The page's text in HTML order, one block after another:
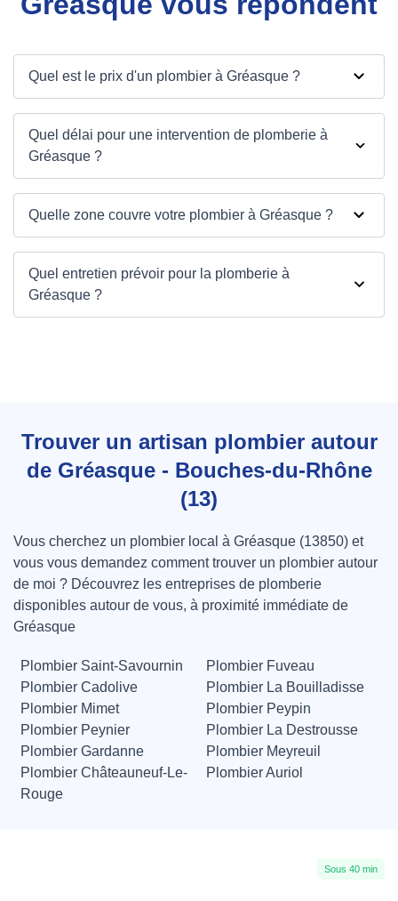
Quel est le prix d'un plombier à Gréasque ?
Quel délai pour une intervention de plomberie à
Gréasque ?
Quelle zone couvre votre plombier à Gréasque ?
Quel entretien prévoir pour la plomberie à
Gréasque ?
Trouver un artisan plombier autour
de Gréasque - Bouches-du-Rhône
(13)
Vous cherchez un plombier local à Gréasque (13850) et
vous vous demandez comment trouver un plombier autour
de moi ? Découvrez les entreprises de plomberie
disponibles autour de vous, à proximité immédiate de
Gréasque
Plombier Saint-Savournin
Plombier Fuveau
Plombier Cadolive
Plombier La Bouilladisse
Plombier Mimet
Plombier Peypin
Plombier Peynier
Plombier La Destrousse
Plombier Gardanne
Plombier Meyreuil
Plombier Châteauneuf-Le-
Rouge
Plombier Auriol
Sous 40 min